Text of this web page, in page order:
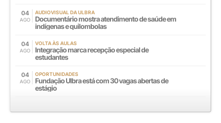
04
AGO
AUDIOVISUAL DA ULBRA
Documentário mostra atendimento de saúde em
indígenas e quilombolas
04
AGO
VOLTA ÀS AULAS
Integração marca recepção especial de
estudantes
04
AGO
OPORTUNIDADES
Fundação Ulbra está com 30 vagas abertas de
estágio